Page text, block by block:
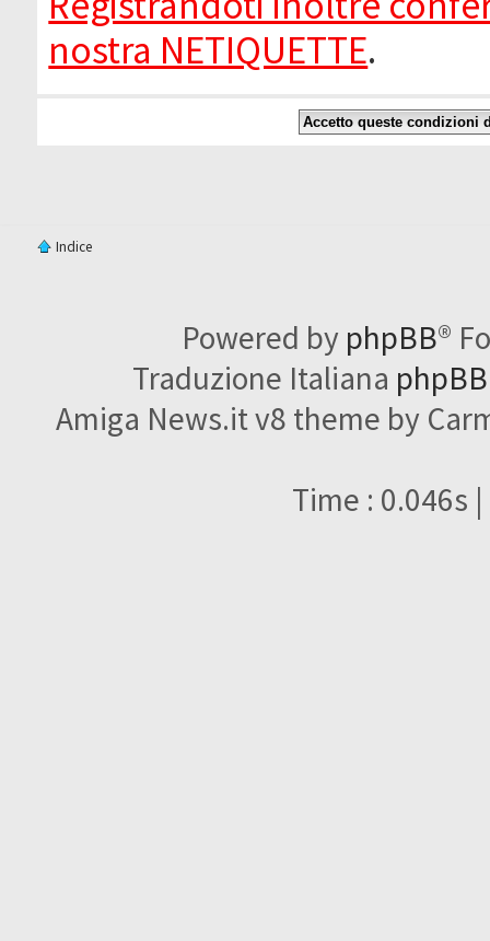
nostra NETIQUETTE.
Indice
Powered by phpBB®
Traduzione Italiana
Amiga News.it v8 theme by
Time : 0.046s